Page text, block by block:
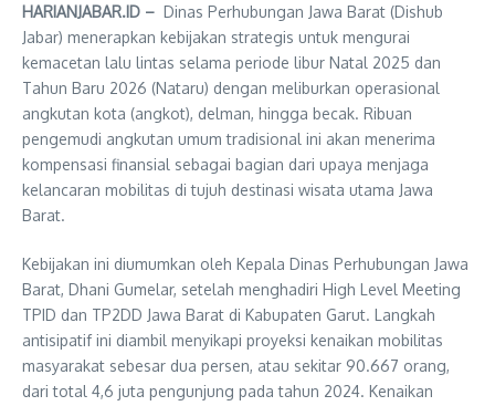
HARIANJABAR.ID – Dinas Perhubungan Jawa Barat (Dishub
Jabar) menerapkan kebijakan strategis untuk mengurai
kemacetan lalu lintas selama periode libur Natal 2025 dan
Tahun Baru 2026 (Nataru) dengan meliburkan operasional
angkutan kota (angkot), delman, hingga becak. Ribuan
pengemudi angkutan umum tradisional ini akan menerima
kompensasi finansial sebagai bagian dari upaya menjaga
kelancaran mobilitas di tujuh destinasi wisata utama Jawa
Barat.
Kebijakan ini diumumkan oleh Kepala Dinas Perhubungan Jawa
Barat, Dhani Gumelar, setelah menghadiri High Level Meeting
TPID dan TP2DD Jawa Barat di Kabupaten Garut. Langkah
antisipatif ini diambil menyikapi proyeksi kenaikan mobilitas
masyarakat sebesar dua persen, atau sekitar 90.667 orang,
dari total 4,6 juta pengunjung pada tahun 2024. Kenaikan